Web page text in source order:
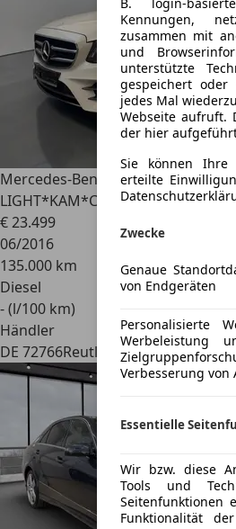
Mercedes-Benz E 220d Limo AMG
LIGHT*KAM*CARPLAY*WIDE
€ 23.499
06/2016
135.000 km
Diesel
- (l/100 km)
Händler
DE 72766Reutlingen
B. login-
Kennungen,
zusammen mit
und
unterstützte
gespeichert
jedes Mal
Webseite aufruft.
der hier
Sie können Ihre
erteilte
Zwecke
Genaue
von Endgeräten
Personalisierte
Werbeleistung
Verbesserung von
Essentielle
Wir bzw. diese
Tools und
Seitenfunktionen
Funktionalität